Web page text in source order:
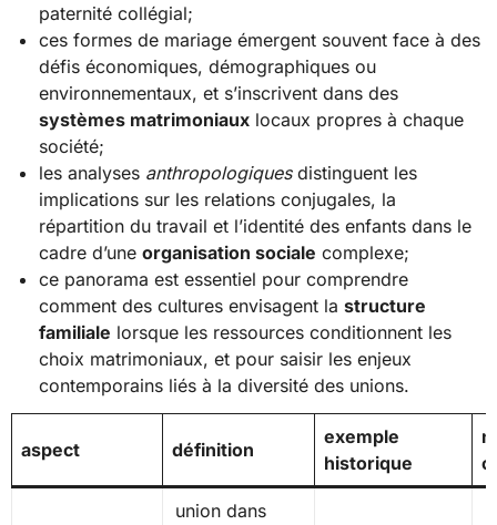
paternité collégial;
ces formes de mariage émergent souvent face à des
défis économiques, démographiques ou
environnementaux, et s’inscrivent dans des
systèmes matrimoniaux locaux propres à chaque
société;
les analyses anthropologiquesdistinguent les
implications sur les relations conjugales, la
répartition du travail et l’identité des enfants dans le
cadre d’uneorganisation sociale complexe;
ce panorama est essentiel pour comprendre
comment des cultures envisagent lastructure
familiale lorsque les ressources conditionnent les
choix matrimoniaux, et pour saisir les enjeux
contemporains liés à la diversité des unions.
aspect définition
exemple
historique
union dans